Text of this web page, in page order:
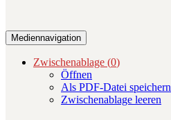
Mediennavigation
Zwischenablage (0)
Öffnen
Als PDF-Datei speichern
Zwischenablage leeren